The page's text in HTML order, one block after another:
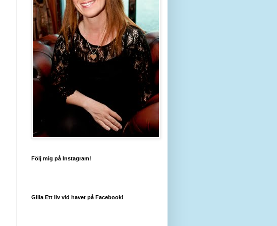
Följ mig på Instagram!
Gilla Ett liv vid havet på Facebook!